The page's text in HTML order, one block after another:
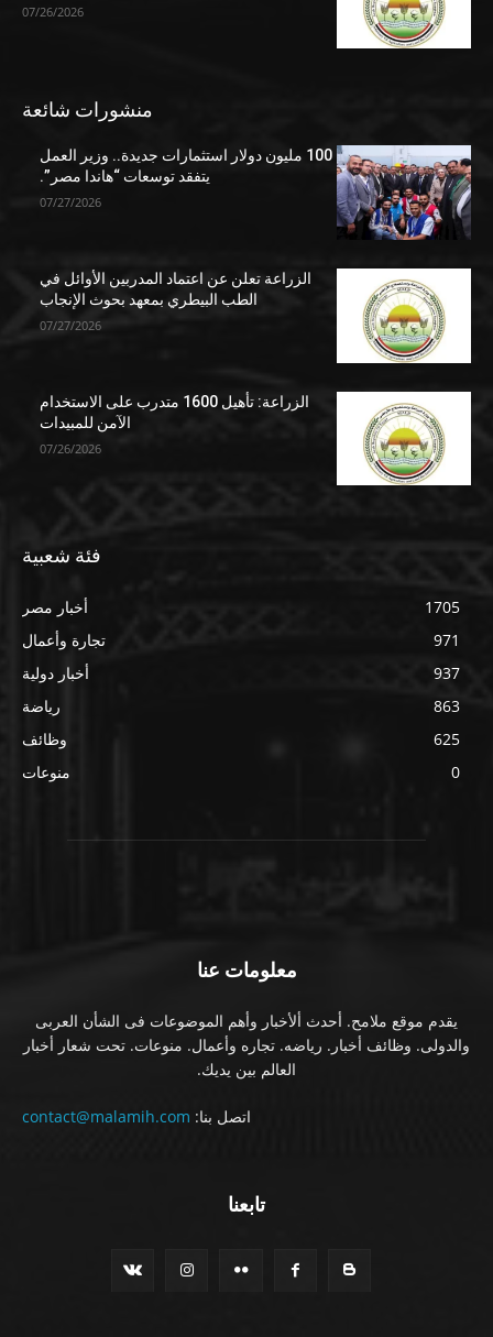
07/26/2026
منشورات شائعة
100 مليون دولار استثمارات جديدة.. وزير العمل
يتفقد توسعات “هاندا مصر”.
07/27/2026
الزراعة تعلن عن اعتماد المدربين الأوائل في
الطب البيطري بمعهد بحوث الإنجاب
07/27/2026
الزراعة: تأهيل 1600 متدرب على الاستخدام
الآمن للمبيدات
07/26/2026
فئة شعبية
أخبار مصر
1705
تجارة وأعمال
971
أخبار دولية
937
رياضة
863
وظائف
625
منوعات
0
معلومات عنا
يقدم موقع ملامح. أحدث ألأخبار وأهم الموضوعات فى الشأن العربى
والدولى. وظائف أخبار. رياضه. تجاره وأعمال. منوعات. تحت شعار أخبار
العالم بين يديك.
اتصل بنا: contact@malamih.com
تابعنا